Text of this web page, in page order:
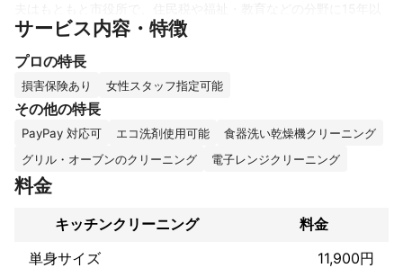
上携わってきた経験があります。
多くのご高齢の方と関わるなかで、
「もっと身近なところで、日々の暮らしを支えられる存在であり
たい」
そんな想いが芽生え、暮らしに密着したハウスクリーニングとい
うかたちで新たな一歩を踏み出しました。
私は言語聴覚士として、病院でリハビリ支援の仕事をしてきまし
た。
だけでなく、心の不安や暮らしそのものに寄り添う大切さを感じ
サービス内容・特徴
プロの特長
損害保険あり 女性スタッフ指定可能
その他の特長
PayPay 対応可 エコ洗剤使用可能
食器洗い乾燥機クリーニング
グリル・オーブンのクリーニング
電子レンジクリーニング
料金
キッチンクリーニング
料金
単身サイズ
11,900円